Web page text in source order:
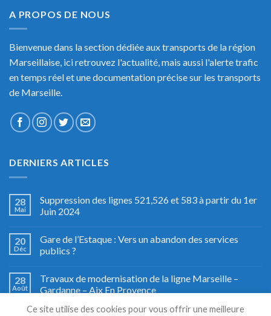
A PROPOS DE NOUS
Bienvenue dans la section dédiée aux transports de la région
Marseillaise, ici retrouvez l'actualité, mais aussi l'alerte trafic
en temps réel et une documentation précise sur les transports
de Marseille.
DERNIERS ARTICLES
28
Mai
Suppression des lignes 521,526 et 583 à partir du 1er
Juin 2024
20
Déc
Gare de l’Estaque : Vers un abandon des services
publics ?
28
Août
Travaux de modernisation de la ligne Marseille –
Gardanne – Aix En Provence
Ce site utilise des cookies pour vous offrir une meilleure